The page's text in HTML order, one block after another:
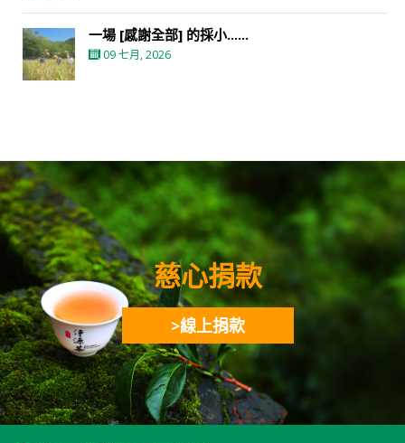
一場 [感謝全部] 的採小......
09 七月, 2026
慈心捐款
>線上捐款